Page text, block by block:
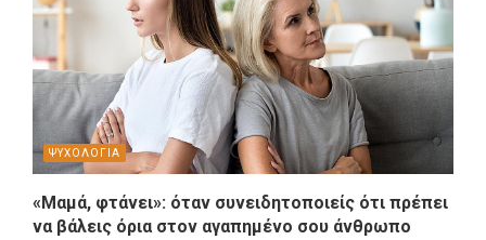
ΨΥΧΟΛΟΓΙΑ
«Μαμά, φτάνει»: όταν συνειδητοποιείς ότι πρέπει
να βάλεις όρια στον αγαπημένο σου άνθρωπο